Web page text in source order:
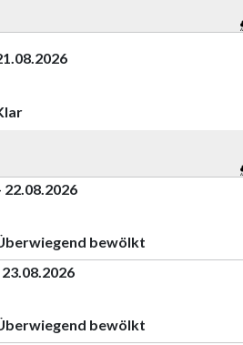
bewölkt
bewölkt